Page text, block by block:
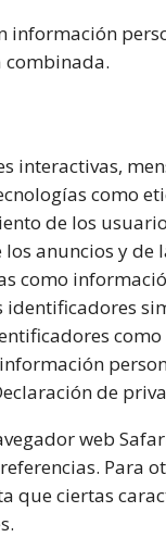
información
combinada.
interactivas,
como
de los
anuncios y
como
de
web
Para
que ciertas